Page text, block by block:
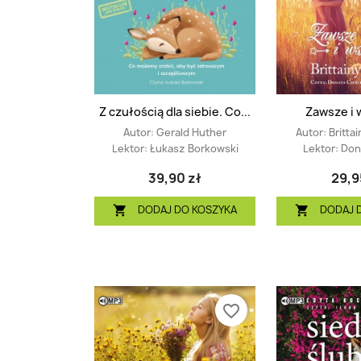
Z czułością dla siebie. Co...
Autor: Gerald Huther
Lektor: Łukasz Borkowski
39,90 zł
 DODAJ DO KOSZYKA
Zawsze i
Autor:
Lektor:
 DODAJ
favorite_border